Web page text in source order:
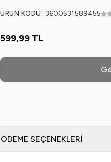
ÜRÜN KODU : 3600531589455
599,99 TL
ÖDEME SEÇENEKLERI